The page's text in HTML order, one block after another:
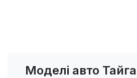
Моделі авто Тайга